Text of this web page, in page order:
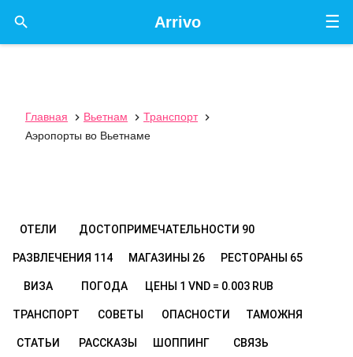
☰
Arrivo

Главная  Вьетнам  Транспорт

Аэропорты во Вьетнаме
ОТЕЛИ ДОСТОПРИМЕЧАТЕЛЬНОСТИ 90
РАЗВЛЕЧЕНИЯ 114 МАГАЗИНЫ 26 РЕСТОРАНЫ 65
ВИЗА ПОГОДА ЦЕНЫ 1 VND = 0.003 RUB
ТРАНСПОРТ СОВЕТЫ ОПАСНОСТИ ТАМОЖНЯ
СТАТЬИ РАССКАЗЫ ШОППИНГ СВЯЗЬ